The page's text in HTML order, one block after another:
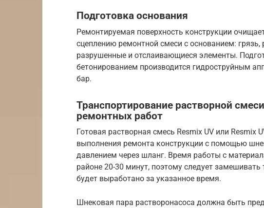
Подготовка основания
Ремонтируемая поверхность конструкции
сцеплению ремонтной смеси с основанием:
разрушенные и отслаивающиеся элементы.
бетонированием производится гидроструйным
бар.
Транспортирование растворной
ремонтных работ
Готовая растворная смесь Resmix UV или Resmix
выполнения ремонта конструкции с помощью
давлением через шланг. Время работы с
районе 20-30 минут, поэтому следует замешивать
будет выработано за указанное время.
Шнековая пара растворонасоса должна быть